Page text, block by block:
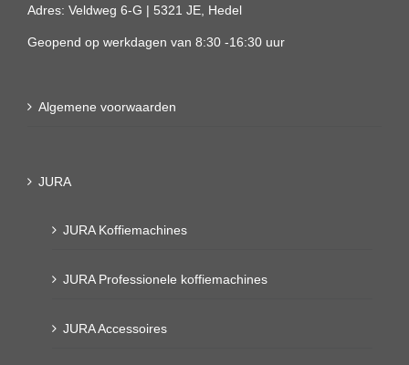
Adres: Veldweg 6-G | 5321 JE, Hedel
Geopend op werkdagen van 8:30 -16:30 uur
Algemene voorwaarden
JURA
JURA Koffiemachines
JURA Professionele koffiemachines
JURA Accessoires